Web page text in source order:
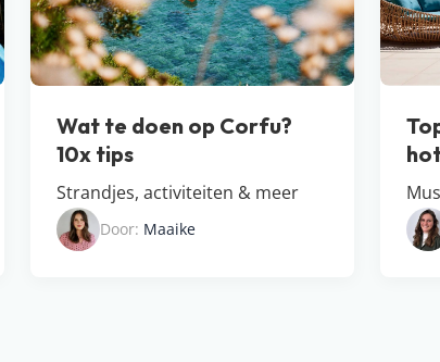
Wat te doen op Corfu?
10x tips
Strandjes, activiteiten & meer
Door: Maaike